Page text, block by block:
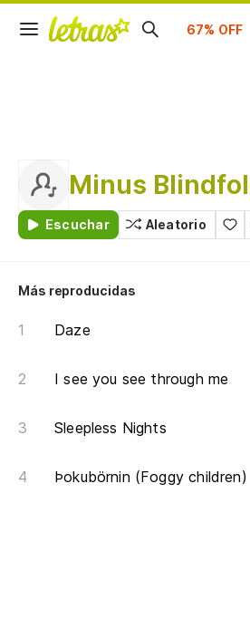
Minus
Escuchar Aleatorio
Más reproducidas
Daze
I see you see through me
Sleepless Nights
Þokubörnin (Foggy children)